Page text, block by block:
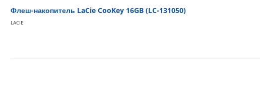
Флеш-накопитель LaCie CooKey 16GB (LC-131050)
LACIE